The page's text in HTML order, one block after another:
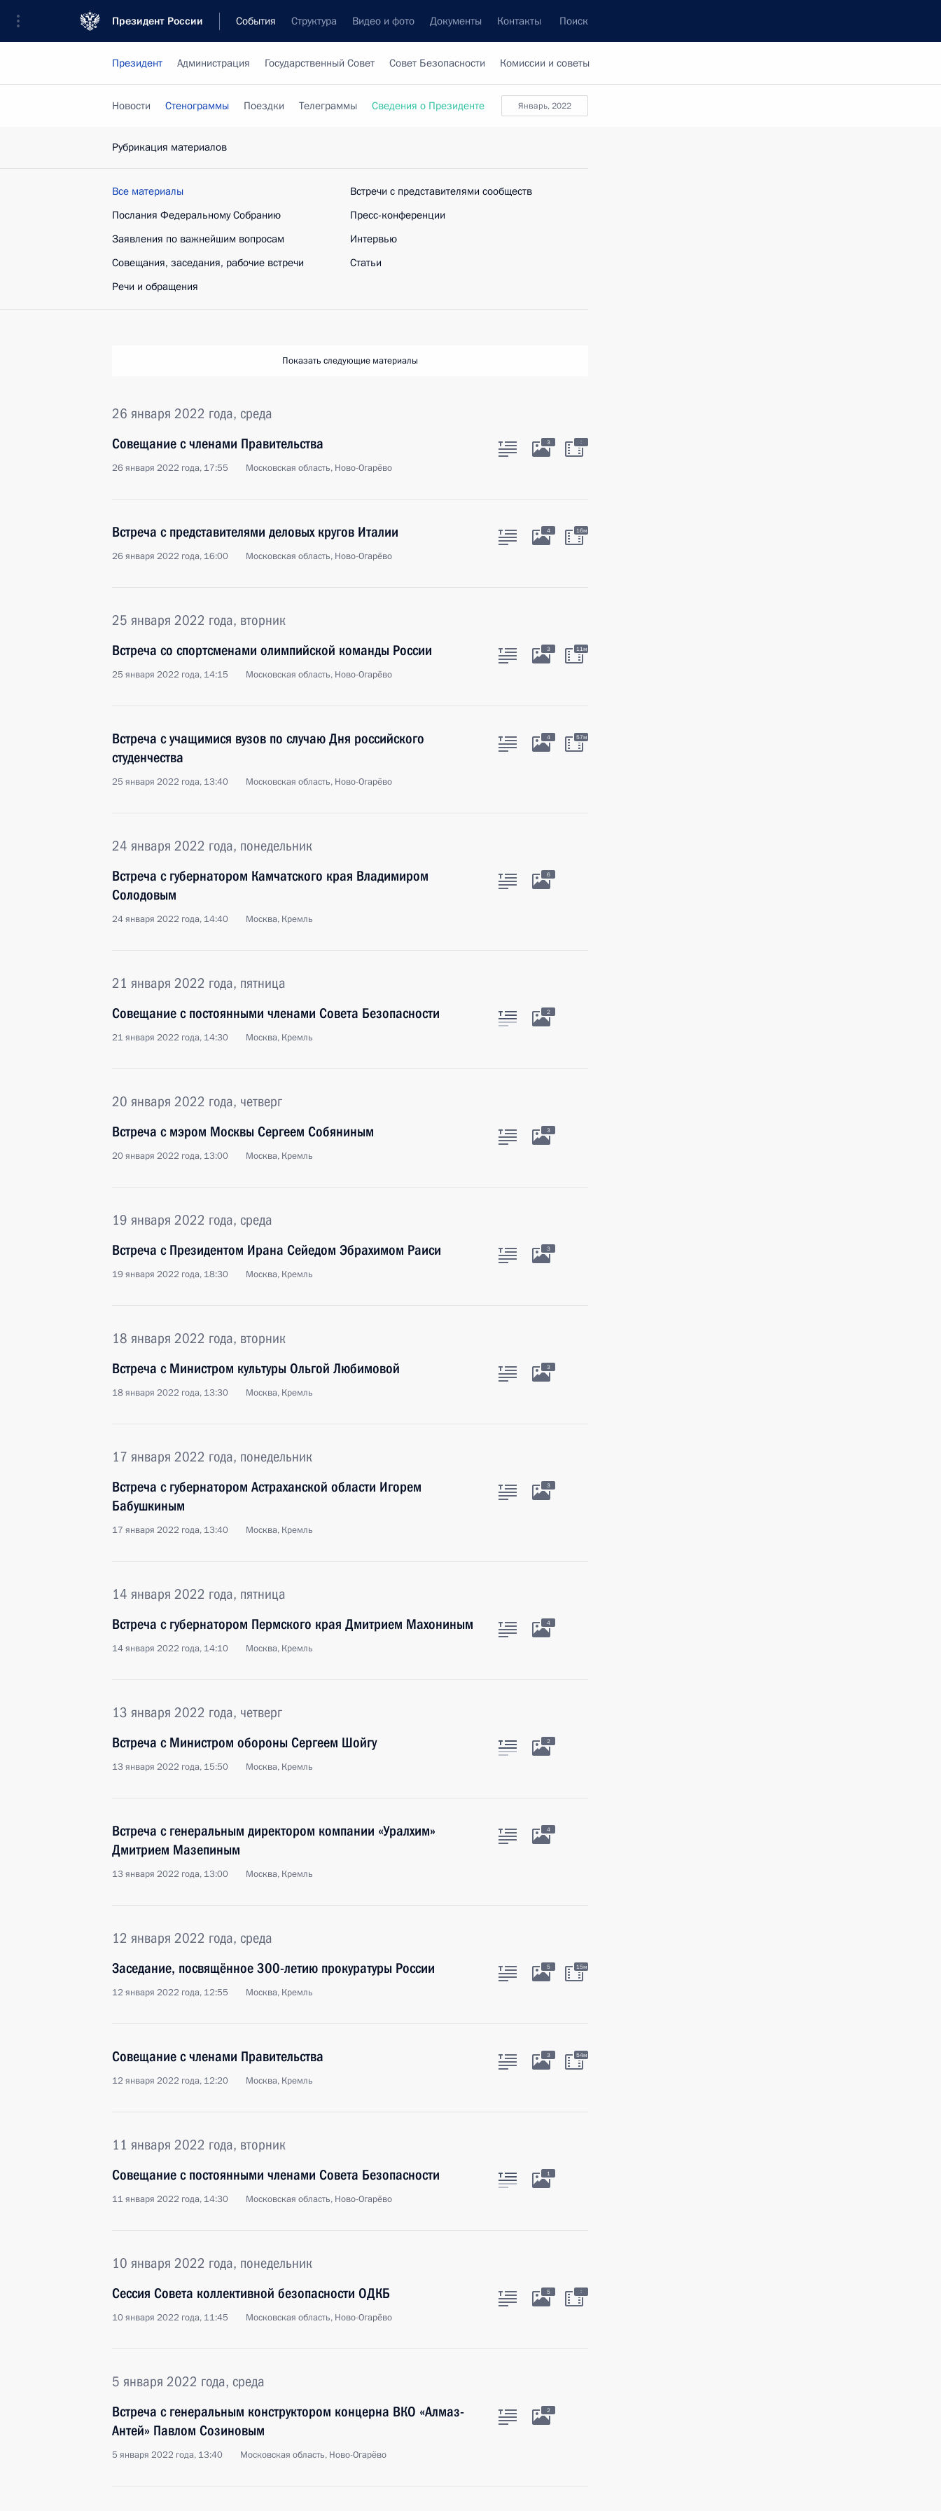
Президент России События Структура Видео и фото Документы Контакты Поиск
Президент Администрация Государственный Совет Совет Безопасности Комиссии и советы
Январь, 2022
Новости Стенограммы Поездки Телеграммы Сведения о Президенте
Рубрикация материалов
Все материалы
Послания Федеральному Собранию
Заявления по важнейшим вопросам
Совещания, заседания, рабочие встречи
Речи и обращения
Встречи с представителями сообществ
Пресс-конференции
Интервью
Статьи
Показать следующие материалы
26 января 2022 года, среда
Совещание с членами Правительства
26 января 2022 года, 17:55 Московская область, Ново-Огарёво
3 :
Встреча с представителями деловых кругов Италии
26 января 2022 года, 16:00 Московская область, Ново-Огарёво
4 16м
25 января 2022 года, вторник
Встреча со спортсменами олимпийской команды России
25 января 2022 года, 14:15 Московская область, Ново-Огарёво
3 11м
Встреча с учащимися вузов по случаю Дня российского
студенчества
25 января 2022 года, 13:40 Московская область, Ново-Огарёво
4 57м
24 января 2022 года, понедельник
Встреча с губернатором Камчатского края Владимиром
Солодовым
24 января 2022 года, 14:40 Москва, Кремль
6
21 января 2022 года, пятница
Совещание с постоянными членами Совета Безопасности
21 января 2022 года, 14:30 Москва, Кремль
2
20 января 2022 года, четверг
Встреча с мэром Москвы Сергеем Собяниным
20 января 2022 года, 13:00 Москва, Кремль
3
19 января 2022 года, среда
Встреча с Президентом Ирана Сейедом Эбрахимом Раиси
19 января 2022 года, 18:30 Москва, Кремль
3
18 января 2022 года, вторник
Встреча с Министром культуры Ольгой Любимовой
18 января 2022 года, 13:30 Москва, Кремль
3
17 января 2022 года, понедельник
Встреча с губернатором Астраханской области Игорем
Бабушкиным
17 января 2022 года, 13:40 Москва, Кремль
3
14 января 2022 года, пятница
Встреча с губернатором Пермского края Дмитрием Махониным
14 января 2022 года, 14:10 Москва, Кремль
4
13 января 2022 года, четверг
Встреча с Министром обороны Сергеем Шойгу
13 января 2022 года, 15:50 Москва, Кремль
2
Встреча с генеральным директором компании «Уралхим»
Дмитрием Мазепиным
13 января 2022 года, 13:00 Москва, Кремль
4
12 января 2022 года, среда
Заседание, посвящённое 300-летию прокуратуры России
12 января 2022 года, 12:55 Москва, Кремль
5 15м
Совещание с членами Правительства
12 января 2022 года, 12:20 Москва, Кремль
3 54м
11 января 2022 года, вторник
Совещание с постоянными членами Совета Безопасности
11 января 2022 года, 14:30 Московская область, Ново-Огарёво
1
10 января 2022 года, понедельник
Сессия Совета коллективной безопасности ОДКБ
10 января 2022 года, 11:45 Московская область, Ново-Огарёво
5 :
5 января 2022 года, среда
Встреча с генеральным конструктором концерна ВКО «Алмаз-
Антей» Павлом Созиновым
5 января 2022 года, 13:40 Московская область, Ново-Огарёво
2